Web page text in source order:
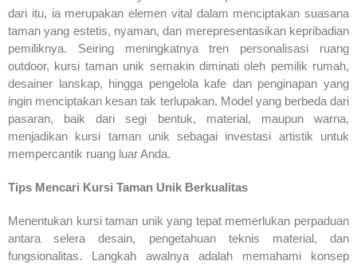
dari itu, ia merupakan elemen vital dalam menciptakan suasana
taman yang estetis, nyaman, dan merepresentasikan kepribadian
pemiliknya. Seiring meningkatnya tren personalisasi ruang
outdoor, kursi taman unik semakin diminati oleh pemilik rumah,
desainer lanskap, hingga pengelola kafe dan penginapan yang
ingin menciptakan kesan tak terlupakan. Model yang berbeda dari
pasaran, baik dari segi bentuk, material, maupun warna,
menjadikan kursi taman unik sebagai investasi artistik untuk
mempercantik ruang luar Anda.
Tips Mencari Kursi Taman Unik Berkualitas
Menentukan kursi taman unik yang tepat memerlukan perpaduan
antara selera desain, pengetahuan teknis material, dan
fungsionalitas. Langkah awalnya adalah memahami konsep